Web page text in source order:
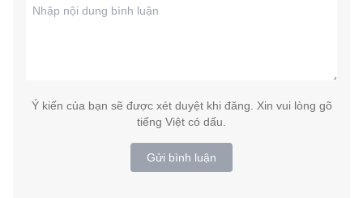
Ý kiến của bạn sẽ được xét duyệt khi đăng. Xin vui lòng gõ
tiếng Việt có dấu.
Gửi bình luận